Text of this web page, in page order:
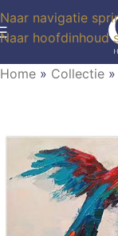
Naar navigatie
Naar hoofdinhoud
Home » Collectie »